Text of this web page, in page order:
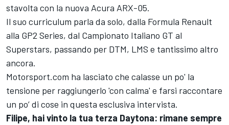
stavolta con la nuova Acura ARX-05.
Il suo curriculum parla da solo, dalla Formula Renault
alla GP2 Series, dal Campionato Italiano GT al
Superstars, passando per DTM, LMS e tantissimo altro
ancora.
Motorsport.com ha lasciato che calasse un po' la
tensione per raggiungerlo 'con calma' e farsi raccontare
un po’ di cose in questa esclusiva intervista.
Filipe, hai vinto la tua terza Daytona: rimane sempre